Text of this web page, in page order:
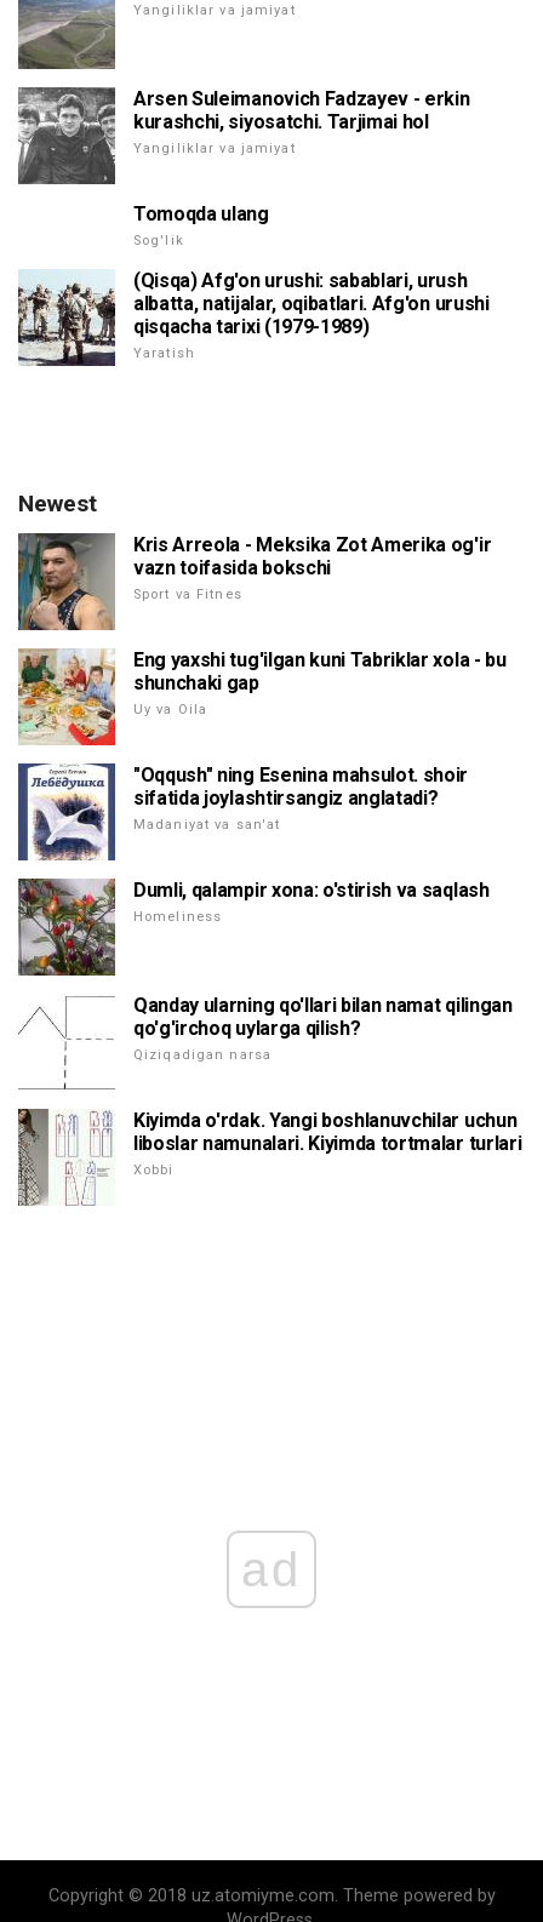
Yangiliklar va jamiyat
Arsen Suleimanovich Fadzayev - erkin
kurashchi, siyosatchi. Tarjimai hol
Yangiliklar va jamiyat
Tomoqda ulang
Sog'lik
(Qisqa) Afg'on urushi: sabablari, urush
albatta, natijalar, oqibatlari. Afg'on urushi
qisqacha tarixi (1979-1989)
Yaratish
Newest
Kris Arreola - Meksika Zot Amerika og'ir
vazn toifasida bokschi
Sport va Fitnes
Eng yaxshi tug'ilgan kuni Tabriklar xola - bu
shunchaki gap
Uy va Oila
"Oqqush" ning Esenina mahsulot. shoir
sifatida joylashtirsangiz anglatadi?
Madaniyat va san'at
Dumli, qalampir xona: o'stirish va saqlash
Homeliness
Qanday ularning qo'llari bilan namat qilingan
qo'g'irchoq uylarga qilish?
Qiziqadigan narsa
Kiyimda o'rdak. Yangi boshlanuvchilar uchun
liboslar namunalari. Kiyimda tortmalar turlari
Xobbi
ad
Copyright © 2018 uz.atomiyme.com. Theme powered by